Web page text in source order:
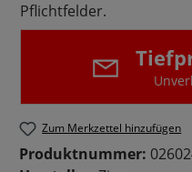
Pflichtfelder.
Zum Merkzettel hinzufügen
Produktnummer: